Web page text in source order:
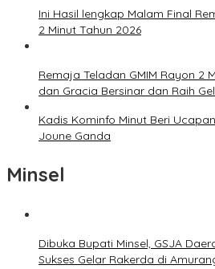
Ini Hasil lengkap Malam Final
2 Minut Tahun 2026
Remaja Teladan GMIM Rayon 2
dan Gracia Bersinar dan Raih
Kadis Kominfo Minut Beri
Joune Ganda
Minsel
Dibuka Bupati Minsel, GSJA
Sukses Gelar Rakerda di